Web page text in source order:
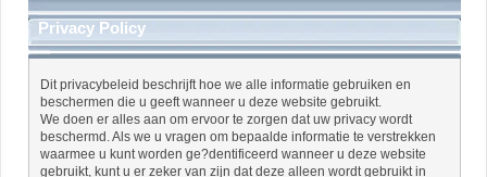
Privacy Policy
Dit privacybeleid beschrijft hoe we alle informatie gebruiken en
beschermen die u geeft wanneer u deze website gebruikt.
We doen er alles aan om ervoor te zorgen dat uw privacy wordt
beschermd. Als we u vragen om bepaalde informatie te verstrekken
waarmee u kunt worden ge?dentificeerd wanneer u deze website
gebruikt, kunt u er zeker van zijn dat deze alleen wordt gebruikt in